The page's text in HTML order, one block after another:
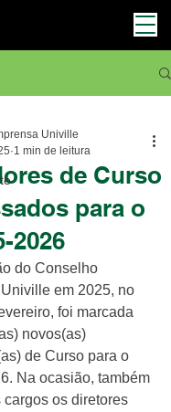
de Curso
para o
2026
Univille
1 min de leitura
do Conselho
em 2025, no
foi marcada
novos(as)
de Curso para o
Na ocasião, também
os diretores